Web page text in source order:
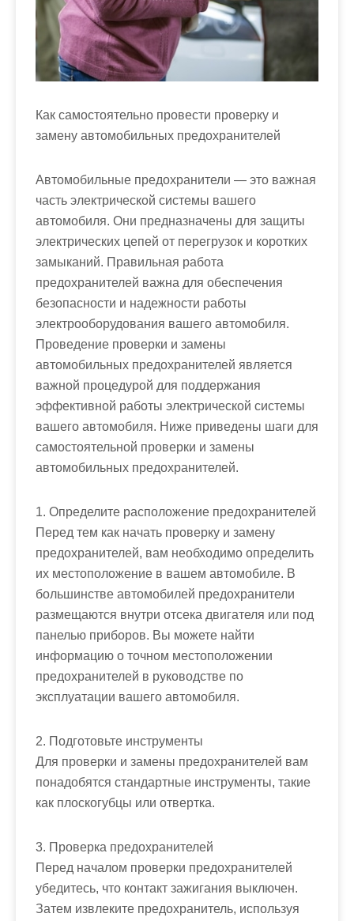
Как самостоятельно провести проверку и
замену автомобильных предохранителей
Автомобильные предохранители — это важная
часть электрической системы вашего
автомобиля. Они предназначены для защиты
электрических цепей от перегрузок и коротких
замыканий. Правильная работа
предохранителей важна для обеспечения
безопасности и надежности работы
электрооборудования вашего автомобиля.
Проведение проверки и замены
автомобильных предохранителей является
важной процедурой для поддержания
эффективной работы электрической системы
вашего автомобиля. Ниже приведены шаги для
самостоятельной проверки и замены
автомобильных предохранителей.
1. Определите расположение предохранителей
Перед тем как начать проверку и замену
предохранителей, вам необходимо определить
их местоположение в вашем автомобиле. В
большинстве автомобилей предохранители
размещаются внутри отсека двигателя или под
панелью приборов. Вы можете найти
информацию о точном местоположении
предохранителей в руководстве по
эксплуатации вашего автомобиля.
2. Подготовьте инструменты
Для проверки и замены предохранителей вам
понадобятся стандартные инструменты, такие
как плоскогубцы или отвертка.
3. Проверка предохранителей
Перед началом проверки предохранителей
убедитесь, что контакт зажигания выключен.
Затем извлеките предохранитель, используя